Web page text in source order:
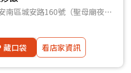
南區城安路160號（聖母廟夜
藏口袋 看店家資訊